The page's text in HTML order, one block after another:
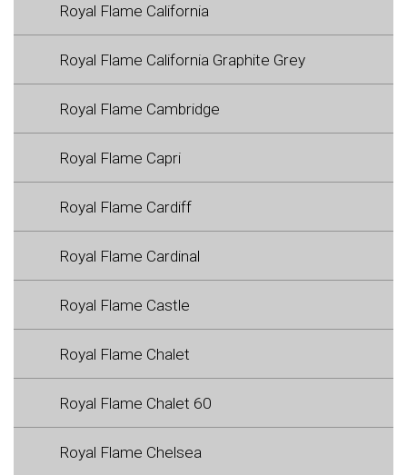
Royal Flame California
Royal Flame California Graphite Grey
Royal Flame Cambridge
Royal Flame Capri
Royal Flame Cardiff
Royal Flame Cardinal
Royal Flame Castle
Royal Flame Chalet
Royal Flame Chalet 60
Royal Flame Chelsea